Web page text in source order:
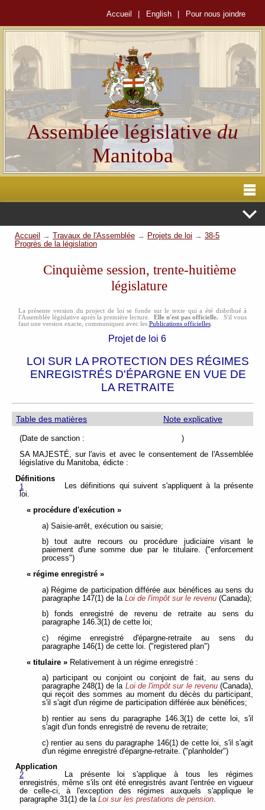
Accueil English Pour nous joindre
Assemblée législativedu
Manitoba
Accueil → Travaux de l'Assemblée → Projets de loi → 38-5
Progrès de la législation
Cinquième session, trente-huitième
législature
La présente version du project de loi se fonde sur le texte qui a été disbribué à
l'Assemblée législative après la première lecture. Elle n'est pas officielle. S'il vous
faut une version exacte, communiquez avec les Publications officielles.
Projet de loi 6
LOI SUR LA PROTECTION DES RÉGIMES
ENREGISTRÉS D'ÉPARGNE EN VUE DE
LA RETRAITE
Table des matières Note explicative
(Date de sanction : )
SA MAJESTÉ, sur l'avis et avec le consentement de l'Assemblée
législative du Manitoba, édicte :
Définitions
1
Les définitions qui suivent s'appliquent à la présente
loi.
« procédure d'exécution »
a) Saisie-arrêt, exécution ou saisie;
b) tout autre recours ou procédure judiciaire visant le
paiement d'une somme due par le titulaire. ("enforcement
process")
« régime enregistré »
a) Régime de participation différée aux bénéfices au sens du
paragraphe 147(1) de la Loi de l'impôt sur le revenu(Canada);
b) fonds enregistré de revenu de retraite au sens du
paragraphe 146.3(1) de cette loi;
c) régime enregistré d'épargne-retraite au sens du
paragraphe 146(1) de cette loi. ("registered plan")
« titulaire » Relativement à un régime enregistré :
a) participant ou conjoint ou conjoint de fait, au sens du
paragraphe 248(1) de la Loi de l'impôt sur le revenu(Canada),
qui reçoit des sommes au moment du décès du participant,
s'il s'agit d'un régime de participation différée aux bénéfices;
b) rentier au sens du paragraphe 146.3(1) de cette loi, s'il
s'agit d'un fonds enregistré de revenu de retraite;
c) rentier au sens du paragraphe 146(1) de cette loi, s'il s'agit
d'un régime enregistré d'épargne-retraite. ("planholder")
Application
2
La présente loi s'applique à tous les régimes
enregistrés, même s'ils ont été enregistrés avant l'entrée en vigueur
de celle-ci, à l'exception des régimes auxquels s'applique le
paragraphe 31(1) de la Loi sur les prestations de pension.